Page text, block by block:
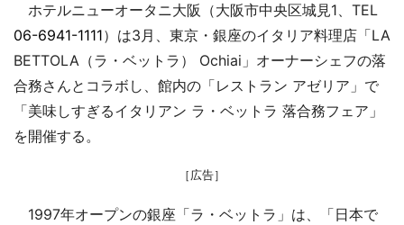
ホテルニューオータニ大阪（大阪市中央区城見1、TEL
06-6941-1111）は3月、東京・銀座のイタリア料理店「LA
BETTOLA（ラ・ベットラ） Ochiai」オーナーシェフの落
合務さんとコラボし、館内の「レストラン アゼリア」で
「美味しすぎるイタリアン ラ・ベットラ 落合務フェア」
を開催する。
［広告］
1997年オープンの銀座「ラ・ベットラ」は、「日本で